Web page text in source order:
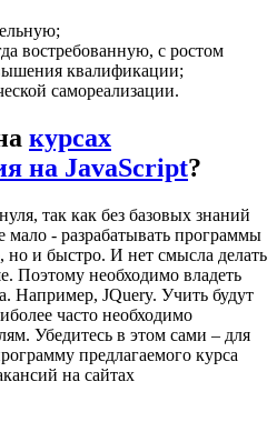
востребованную, с ростом
квалификации;
самореализации.
курсах
на JavaScript?
так как без базовых знаний
мало - разрабатывать программы
но и быстро. И нет смысла делать
Поэтому необходимо владеть
Например, JQuery. Учить будут
часто необходимо
Убедитесь в этом сами – для
предлагаемого курса
на сайтах